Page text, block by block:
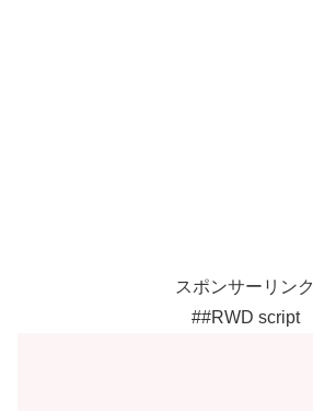
スポンサーリンク
##RWD script